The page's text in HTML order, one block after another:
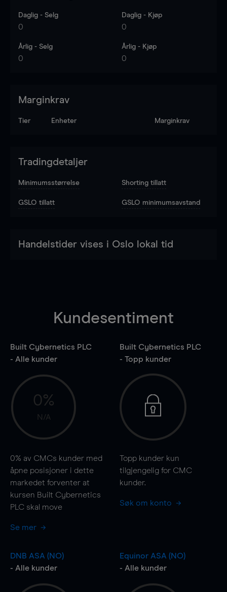
Daglig - Selg
0
Daglig - Kjøp
0
Årlig - Selg
0
Årlig - Kjøp
0
Marginkrav
Tier Enheter Marginkrav
Tradingdetaljer
Minimumsstørrelse Shorting tillatt
GSLO tillatt GSLO minimumsavstand
Handelstider vises i Oslo lokal tid
Kundesentiment
Built Cybernetics PLC
- Alle kunder
0%
N/A
0% av CMCs kunder med
åpne posisjoner i dette
markedet forventer at
kursen Built Cybernetics
PLC skal move
Se mer
Built Cybernetics PLC
- Topp kunder
Topp kunder kun
tilgjengelig for CMC
kunder.
Søk om konto
DNB ASA (NO)
- Alle kunder
Equinor ASA (NO)
- Alle kunder